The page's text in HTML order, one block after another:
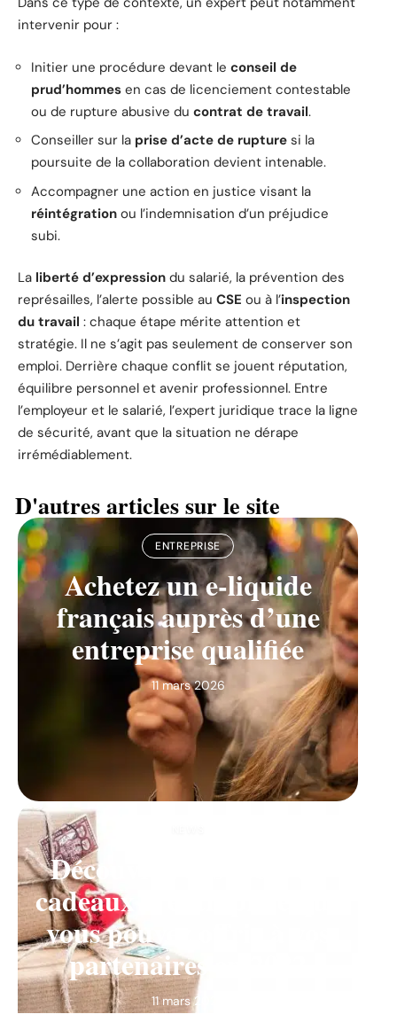
intervenir pour :
Initier une procédure devant le conseil de
prud’hommes en cas de licenciement contestable
ou de rupture abusive du contrat de travail.
Conseiller sur la prise d’acte de rupture si la
poursuite de la collaboration devient intenable.
Accompagner une action en justice visant la
réintégration ou l’indemnisation d’un préjudice
subi.
La liberté d’expression du salarié, la prévention des
représailles, l’alerte possible au CSE ou à l’inspection
du travail : chaque étape mérite attention et
stratégie. Il ne s’agit pas seulement de conserver son
emploi. Derrière chaque conflit se jouent réputation,
équilibre personnel et avenir professionnel. Entre
l’employeur et le salarié, l’expert juridique trace la ligne
de sécurité, avant que la situation ne dérape
irrémédiablement.
D'autres articles sur le site
ENTREPRISE
Achetez un e-liquide
français auprès d’une
entreprise qualifiée
11 mars 2026
Découvrez des idées de
cadeaux d’entreprise que
vous pouvez offrir à vos
partenaires en 2022
11 mars 2026